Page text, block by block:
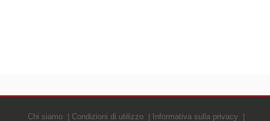
Chi siamo Condizioni di utilizzo Informativa sulla privacy